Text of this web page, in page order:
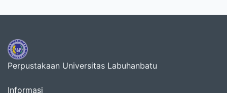
Perpustakaan Universitas Labuhanbatu
Informasi